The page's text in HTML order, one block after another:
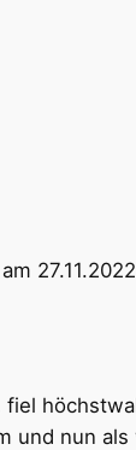
und nun